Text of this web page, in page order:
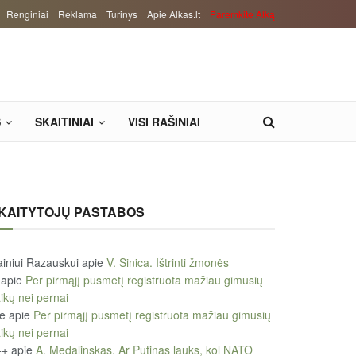
Renginiai Reklama Turinys Apie Alkas.lt Paremkite Alką
SKAITINIAI VISI RAŠINIAI
PASTABOS
Razauskui apie V. Sinica. Ištrinti žmonės
apie Per pirmąjį pusmetį registruota mažiau gimusių
nei pernai
apie Per pirmąjį pusmetį registruota mažiau gimusių
nei pernai
apie A. Medalinskas. Ar Putinas lauks, kol NATO